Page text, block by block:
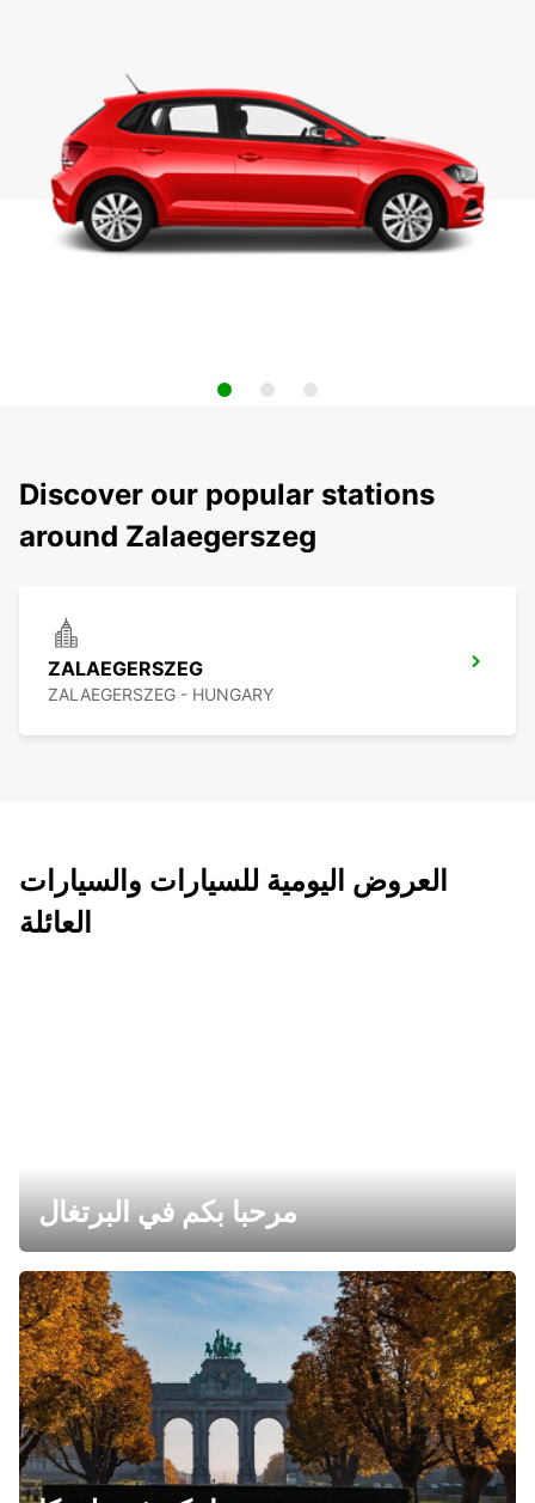
Discover our popular stations
around Zalaegerszeg
ZALAEGERSZEG
ZALAEGERSZEG - HUNGARY
العروض اليومية للسيارات والسيارات
العائلة
مرحبا بكم في البرتغال